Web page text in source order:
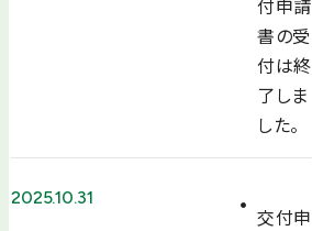
付申請
書の受
付は終
了しま
した。
2025.10.31
交付申